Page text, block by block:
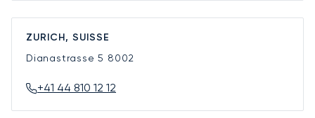
ZURICH, SUISSE
Dianastrasse 5 8002
+41 44 810 12 12